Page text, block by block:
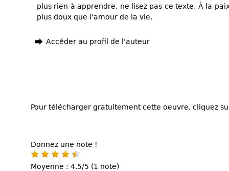
plus rien à apprendre, ne lisez pas ce texte. À la
plus doux que l'amour de la vie.
Accéder au profil de l'auteur
Pour télécharger gratuitement cette oeuvre, cliquez
Donnez une note !
Moyenne : 4.5/5 (1 note)